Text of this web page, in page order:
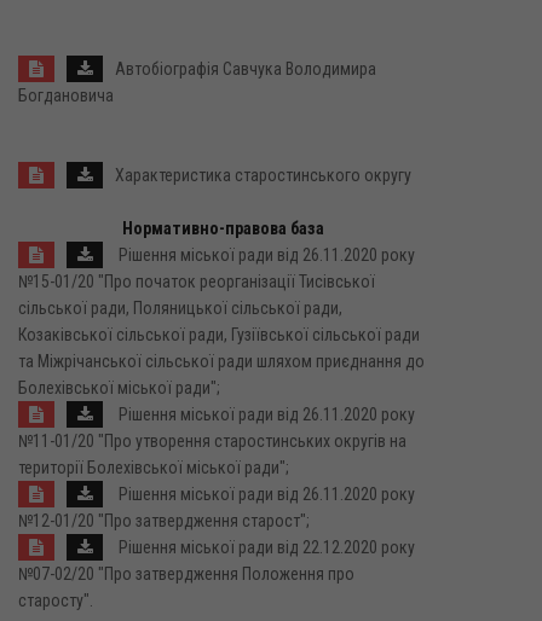
Автобіографія Савчука Володимира
Богдановича
Характеристика старостинського округу
Нормативно-правова база
Рішення міської ради від 26.11.2020 року
№15-01/20 "Про початок реорганізації Тисівської
сільської ради, Поляницької сільської ради,
Козаківської сільської ради, Гузіївської сільської ради
та Міжрічанської сільської ради шляхом приєднання до
Болехівської міської ради";
Рішення міської ради від 26.11.2020 року
№11-01/20 "Про утворення старостинських округів на
території Болехівської міської ради";
Рішення міської ради від 26.11.2020 року
№12-01/20 "Про затвердження старост";
Рішення міської ради від 22.12.2020 року
№07-02/20 "Про затвердження Положення про
старосту".